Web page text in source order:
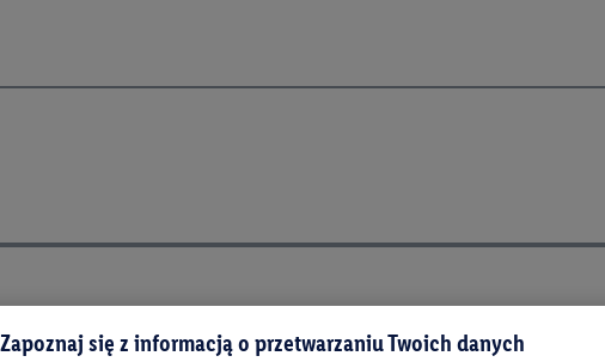
się z informacją o przetwarzaniu Twoich danych